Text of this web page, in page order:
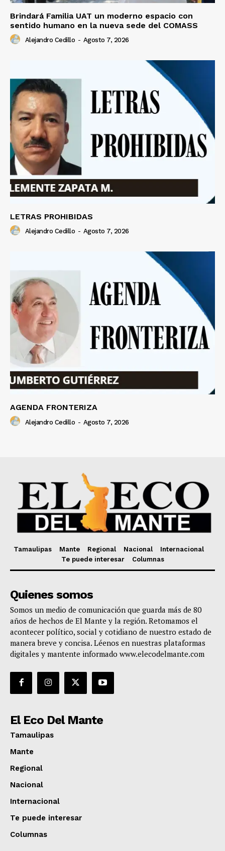
Brindará Familia UAT un moderno espacio con
sentido humano en la nueva sede del COMASS
Alejandro Cedillo - Agosto 7, 2026
LETRAS PROHIBIDAS
Alejandro Cedillo - Agosto 7, 2026
AGENDA FRONTERIZA
Alejandro Cedillo - Agosto 7, 2026
Tamaulipas Mante Regional Nacional
Internacional
Te puede interesar
Columnas
Quienes somos
Somos un medio de comunicación que guarda más de 80
años de hechos de El Mante y la región. Retomamos el
acontecer político, social y cotidiano de nuestro estado de
manera breve y concisa. Léenos en nuestras plataformas
digitales y mantente informado www.elecodelmante.com
El Eco Del Mante
Tamaulipas
Mante
Regional
Nacional
Internacional
Te puede interesar
Columnas